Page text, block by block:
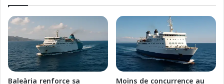
l
s
w
i
t
h
N
l
g
e
r
i